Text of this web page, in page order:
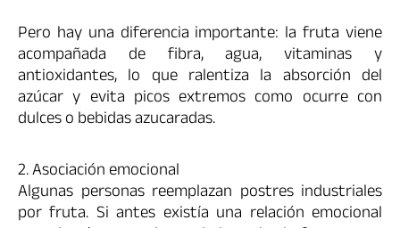
Pero hay una diferencia importante: la fruta viene
acompañada de fibra, agua, vitaminas y
antioxidantes, lo que ralentiza la absorción del
azúcar y evita picos extremos como ocurre con
dulces o bebidas azucaradas.
2. Asociación emocional
Algunas personas reemplazan postres industriales
por fruta. Si antes existía una relación emocional